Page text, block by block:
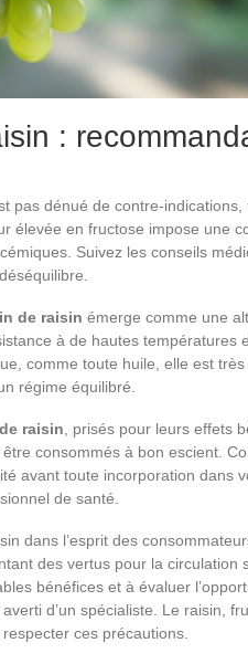
:
pas dénué de contre-
élevée en fructose impose une
Suivez les conseils
de raisin émerge comme une
à de hautes températures
comme toute huile, elle est
régime équilibré.
raisin , prisés pour leurs effets
consommés à bon escient.
avant toute incorporation dans
de santé.
dans l’esprit des
des vertus pour la circulation
bénéfices et à évaluer
d’un spécialiste. Le raisin,
ces précautions.